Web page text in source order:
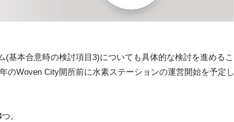
(基本合意時の検討項目3)についても具体的な検討を進めるこ
のWoven City開所前に水素ステーションの運営開始を予定し
。